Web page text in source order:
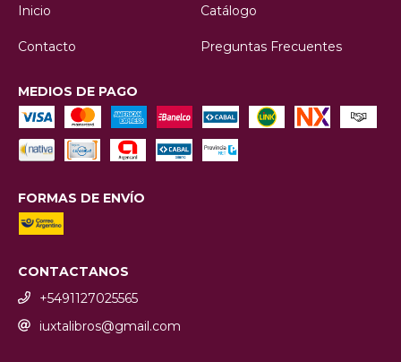
Inicio
Catálogo
Contacto Preguntas Frecuentes
MEDIOS DE PAGO
FORMAS DE ENVÍO
CONTACTANOS
+5491127025565
iuxtalibros@gmail.com